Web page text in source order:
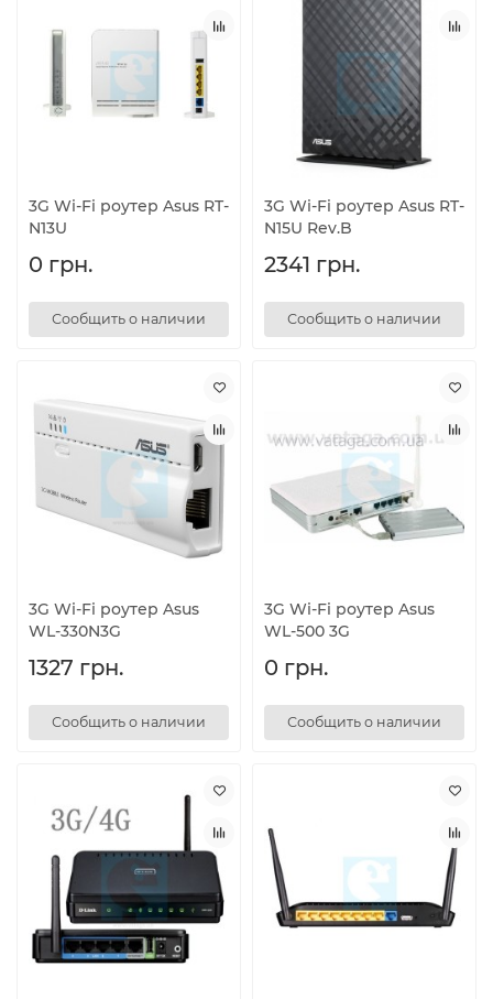
3G Wi-Fi роутер Asus RT-
N13U
0 грн.
Сообщить о наличии
3G Wi-Fi роутер Asus RT-
N15U Rev.B
2341 грн.
Сообщить о наличии
3G Wi-Fi роутер Asus
WL-330N3G
1327 грн.
Сообщить о наличии
3G Wi-Fi роутер Asus
WL-500 3G
0 грн.
Сообщить о наличии